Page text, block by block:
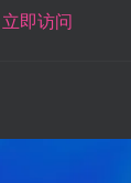
立即访问